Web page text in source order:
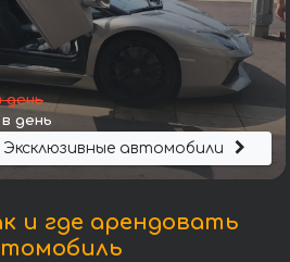
день
день
Эксклюзивные автомобили
и где арендовать